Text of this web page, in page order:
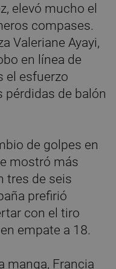
elevó mucho el
compases.
Valeriane Ayayi,
en línea de
el esfuerzo
pérdidas de balón
de golpes en
mostró más
tres de seis
prefirió
con el tiro
empate a 18.
manga, Francia